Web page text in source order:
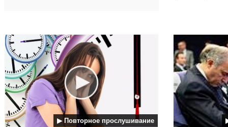
▶ Повторное прослушивание